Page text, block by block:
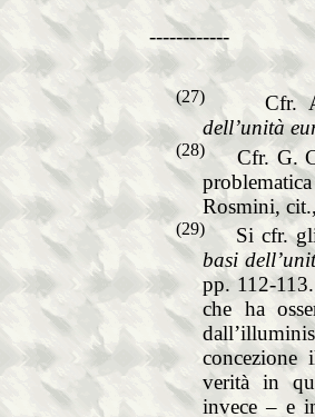
------------
(27) Cfr.
dell’unità
(28) Cfr. G.
Rosmini,
(29) Si cfr.
basi
pp. 112-
che ha
concezione
verità in
invece – e